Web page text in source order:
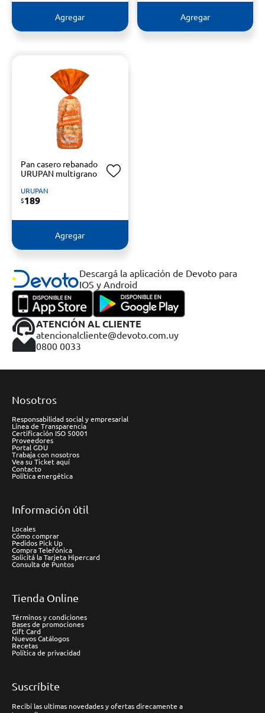
Agregar Agregar
Pan casero rebanado
URUPAN multigrano
URUPAN
$189
Agregar
Descargá la aplicación de Devoto para
IOS y Android
ATENCIÓN AL CLIENTE
atencionalcliente@devoto.com.uy
0800 0033
Nosotros
Responsabilidad social y empresarial
Línea de Transparencia
Certificación ISO 50001
Proveedores
Portal GDU
Trabaja con nosotros
Vea su Ticket aquí
Contacto
Política energética
Información útil
Locales
Cómo comprar
Pedidos Pick Up
Compra Telefónica
Solicitá la Tarjeta Hipercard
Consulta de Puntos
Tienda Online
Términos y condiciones
Bases de promociones
Gift Card
Nuevos Catálogos
Recetas
Política de privacidad
Suscríbite
Recibí las ultimas novedades y ofertas direcamente a